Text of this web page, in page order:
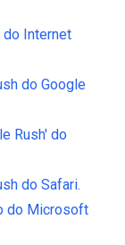
do Internet
do Google
Rush' do
do Safari.
do Microsoft